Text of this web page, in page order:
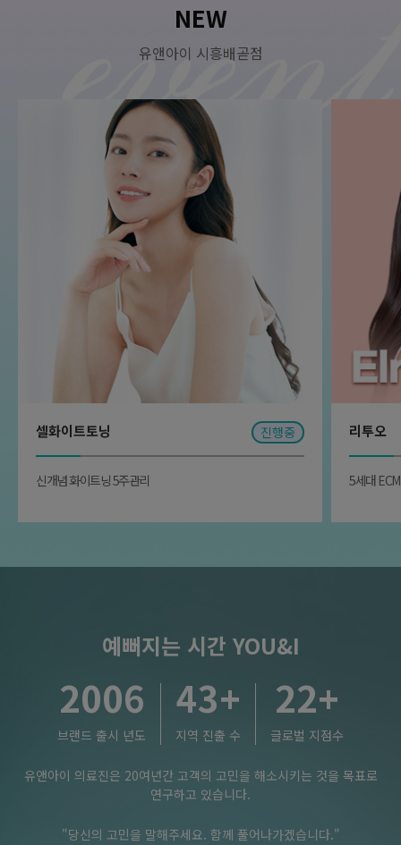
NEW
유앤아이 시흥배곧점
셀화이트토닝 진행중
신개념 화이트닝 5주관리
리투오
5세대
예뻐지는 시간 YOU&I
2006
브랜드 출시 년도
43+
지역 진출 수
22+
글로벌 지점수
유앤아이 의료진은 20여년간 고객의 고민을 해소시키는 것을 목표로
연구하고 있습니다.
"당신의 고민을 말해주세요. 함께 풀어나가겠습니다."